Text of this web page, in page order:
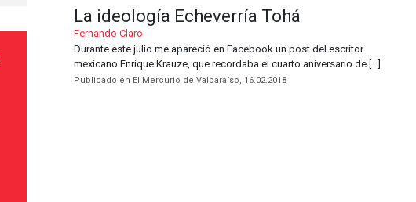
La ideología Echeverría Tohá
Fernando Claro
Durante este julio me apareció en Facebook un post del escritor
mexicano Enrique Krauze, que recordaba el cuarto aniversario de […]
Publicado en El Mercurio de Valparaíso, 16.02.2018